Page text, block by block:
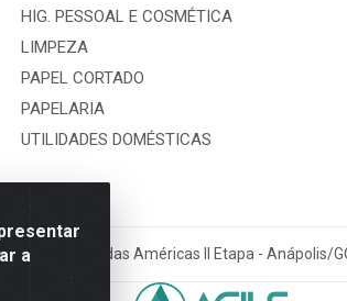
a
HIG. PESSOAL E COSMÉTICA
LIMPEZA
PAPEL CORTADO
PAPELARIA
UTILIDADES DOMÉSTICAS
3860, Jardim das Américas II Etapa - Anápolis/